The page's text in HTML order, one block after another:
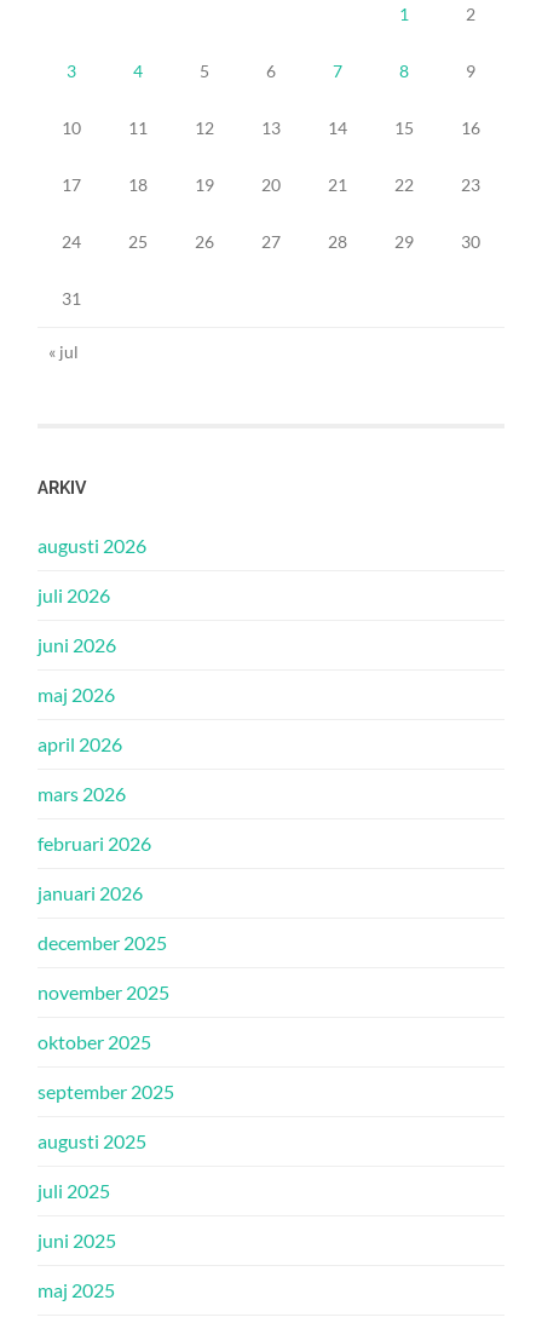
1 2
3 4 5 6 7 8 9
10 11 12 13 14 15 16
17 18 19 20 21 22 23
24 25 26 27 28 29 30
31
« jul
ARKIV
augusti 2026
juli 2026
juni 2026
maj 2026
april 2026
mars 2026
februari 2026
januari 2026
december 2025
november 2025
oktober 2025
september 2025
augusti 2025
juli 2025
juni 2025
maj 2025